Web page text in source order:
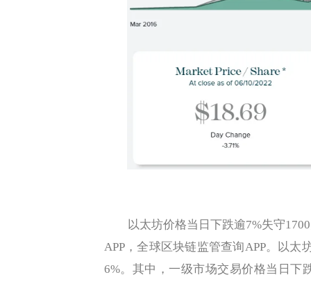
以太坊价格当日下跌逾7%失守1700
APP，全球区块链监管查询APP。以太
6%。其中，一级市场交易价格当日下